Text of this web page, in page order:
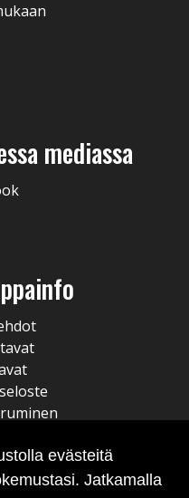
mediassa
evästeitä
Jatkamalla